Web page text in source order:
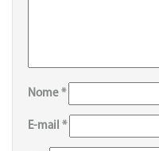
Nome *
E-mail *